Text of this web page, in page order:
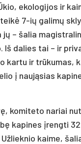
eko­lo­gi­jos ir
7-ių ga­li­mų
jų – ša­lia
Iš da­lies tai – ir
kar­tu ir trū­ku­mas,
į nau­ją­sias
ko­mi­te­to na­riai
ka­pi­nes įreng­ti
kai­me,